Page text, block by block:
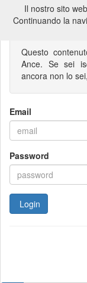
Questo
Ance. Se sei
ancora non lo sei,
Email
Password
Login
Il nostro sito
Continuando la